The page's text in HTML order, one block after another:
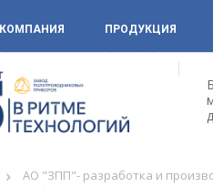
КОМПАНИЯ ПРОДУКЦИЯ
АО "ЗПП"- разработка и